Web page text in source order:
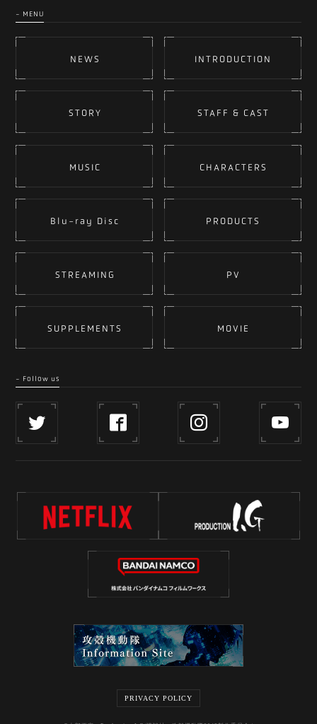
- MENU
NEWS INTRODUCTION
STORY STAFF & CAST
MUSIC CHARACTERS
Blu-ray Disc PRODUCTS
STREAMING PV
SUPPLEMENTS MOVIE
- Follow us
PRIVACY POLICY